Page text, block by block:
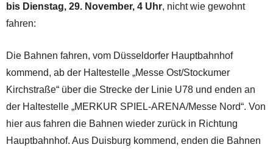
bis Dienstag, 29. November, 4 Uhr, nicht wie gewohnt
fahren:
Die Bahnen fahren, vom Düsseldorfer Hauptbahnhof
kommend, ab der Haltestelle „Messe Ost/Stockumer
Kirchstraße“ über die Strecke der Linie U78 und enden an
der Haltestelle „MERKUR SPIEL-ARENA/Messe Nord“. Von
hier aus fahren die Bahnen wieder zurück in Richtung
Hauptbahnhof. Aus Duisburg kommend, enden die Bahnen